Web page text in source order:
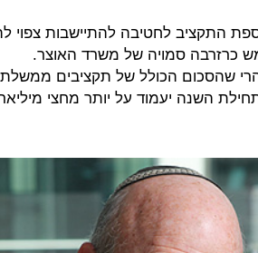
התקציב לחטיבה להתיישבות צפוי
כרזרבה סמויה של משרד האוצר.
שהסכום הכולל של תקציבים
השנה יעמוד על יותר מחצי